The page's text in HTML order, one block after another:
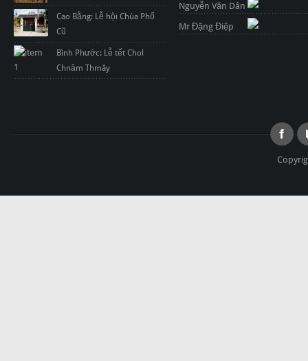
Cao Bằng: Lễ hội Chùa Phố
Cũ
Bình Phước: Lễ tết Chol
Chnăm Thmây
Nguyễn Văn Dân
Mr Đặng Điệp